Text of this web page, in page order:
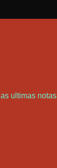
ultimas notas